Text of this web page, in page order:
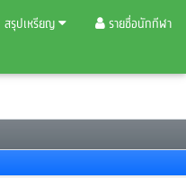
สรุปเหรียญ รายชื่อนักกีฬา